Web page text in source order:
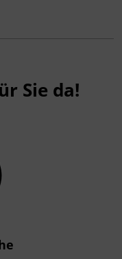
Sie da!